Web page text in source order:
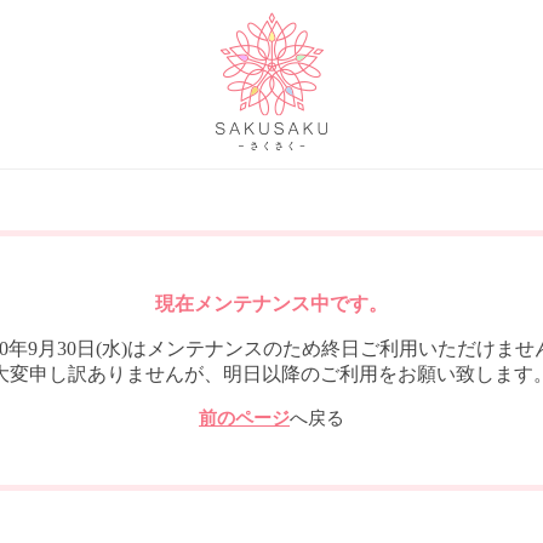
現在メンテナンス中です。
年9月30日(水)はメンテナンスのため終日ご利用いただけませ
変申し訳ありませんが、明日以降のご利用をお願い致します
前のページへ戻る